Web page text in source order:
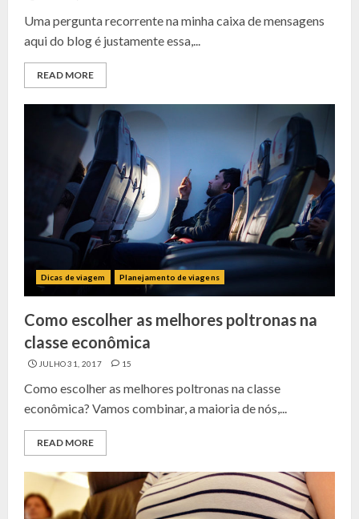
Uma pergunta recorrente na minha caixa de mensagens
aqui do blog é justamente essa,...
READ MORE
Dicas de viagem Planejamento de viagens
Como escolher as melhores poltronas na
classe econômica
JULHO 31, 2017 15
Como escolher as melhores poltronas na classe
econômica? Vamos combinar, a maioria de nós,...
READ MORE